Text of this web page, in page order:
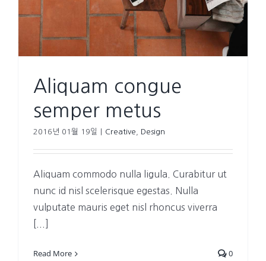
Aliquam congue
semper metus
2016년 01월 19일 Creative Design
Aliquam commodo nulla ligula. Curabitur ut
nunc id nisl scelerisque egestas. Nulla
vulputate mauris eget nisl rhoncus viverra
Read More 0